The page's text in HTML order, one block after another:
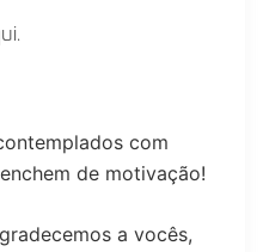
com
de motivação!
a vocês,